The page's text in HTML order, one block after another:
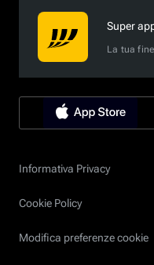
Super
La tua
Informativa Privacy
Cookie Policy
Modifica preferenze cookie